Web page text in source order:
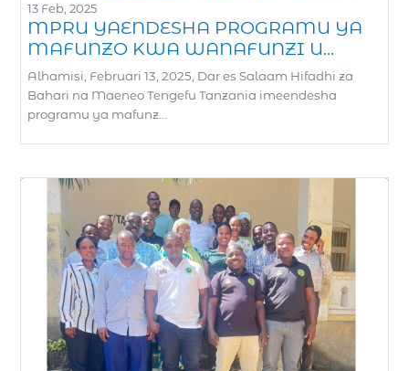
13 Feb, 2025
MPRU YAENDESHA PROGRAMU YA
MAFUNZO KWA WANAFUNZI U...
Alhamisi, Februari 13, 2025, Dar es Salaam Hifadhi za
Bahari na Maeneo Tengefu Tanzania imeendesha
programu ya mafunz...